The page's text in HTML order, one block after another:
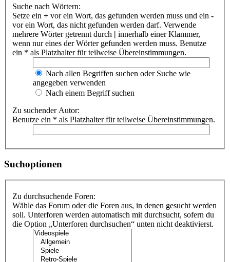
Suche nach Wörtern:
Setze ein + vor ein Wort, das gefunden werden muss und ein -
vor ein Wort, das nicht gefunden werden darf. Verwende
mehrere Wörter getrennt durch | innerhalb einer Klammer,
wenn nur eines der Wörter gefunden werden muss. Benutze
ein * als Platzhalter für teilweise Übereinstimmungen.
Nach allen Begriffen suchen oder Suche wie
angegeben verwenden
Nach einem Begriff suchen
Zu suchender Autor:
Benutze ein * als Platzhalter für teilweise Übereinstimmungen.
Suchoptionen
Zu durchsuchende Foren:
Wähle das Forum oder die Foren aus, in denen gesucht werden
soll. Unterforen werden automatisch mit durchsucht, sofern du
die Option „Unterforen durchsuchen“ unten nicht deaktivierst.